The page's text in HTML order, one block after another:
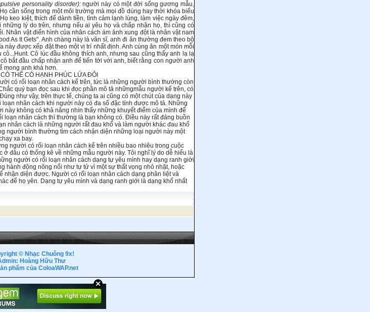
personality disorder):người này có một đời sống gương mẫu,
cần sống trong một môi trường mà mọi đồ dùng hay thời khóa biểu
keo kiệt, thích để dành tiền, tình cảm lạnh lùng, làm việc ngày đêm,
lý do trên, nhưng nếu ai yêu họ và chấp nhận họ, thì cũng có
Nhân vật điển hình của nhân cách ám ảnh xung đột là nhân vật nam
As It Gets". Anh chàng này là văn sĩ, anh đi ăn thường đem theo bộ
được xếp đặt theo một vị trí nhất định. Anh cùng ăn một món mỗi
Cô lúc đầu không thích anh, nhưng sau cũng thấy anh lạ lạ
bắt đầu chấp nhận anh để tiến tới với anh, biết rằng con người anh
mong anh khá hơn.
THỂ CÓ HẠNH PHÚC LỨA ÐÔI
có rối loạn nhân cách kể trên, tức là những người bình thường còn
quý bạn đọc sau khi đọc phần mô tả nhữngmẫu người kể trên, có
như vậy, trên thực tế, chúng ta ai cũng có một chút của dạng này
nhân cách khi người này có đa số đặc tính được mô tả. Những
này không có khả năng nhìn thấy những khuyết điểm của mình để
loạn nhân cách thì thường là bạn không có. Ðiều này rất đáng buồn
nhân cách là những người rất đau khổ và làm người khác đau khổ
người bình thường tìm cách nhận diện những loại người này một
xa bay.
người có rối loạn nhân cách kể trên nhiều bao nhiêu trong cuộc
ở đâu có thống kê về những mẫu người này. Tôi nghĩ lý do dễ hiểu là
người có rối loạn nhân cách dạng tự yêu mình hay dạng ranh giới
hành động nông nổi như tự tử vì một sự thất vọng nhỏ nhặt, hoặc
nhận diện được. Người có rối loạn nhân cách dạng phân liệt và
để họ yên. Dạng tự yêu mình và dạng ranh giới là dạng khổ nhất
© Nhạc Chuông 9x!
Hoàng Hữu Thư
phẩm của ColoaWAP.net